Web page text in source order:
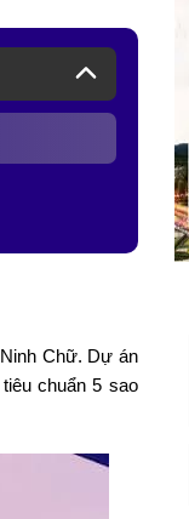
Chữ. Dự án
chuẩn 5 sao